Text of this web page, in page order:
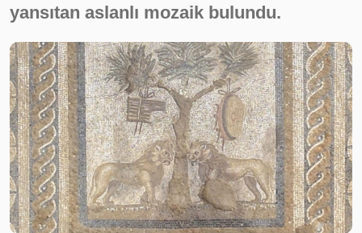
yansıtan aslanlı mozaik bulundu.